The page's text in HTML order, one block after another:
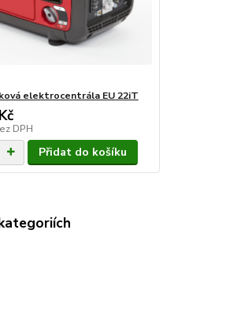
elektrocentrála EU 22iT
DPH
Přidat do košíku